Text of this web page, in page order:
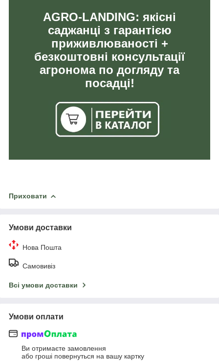
AGRO-LANDING: якісні
саджанці з гарантією
приживлюваності +
безкоштовні консультації
агронома по догляду та
посадці!
Приховати
Умови доставки
Нова Пошта
Самовивіз
Всі умови доставки
Умови оплати
Ви отримаєте замовлення
або гроші повернуться на вашу картку